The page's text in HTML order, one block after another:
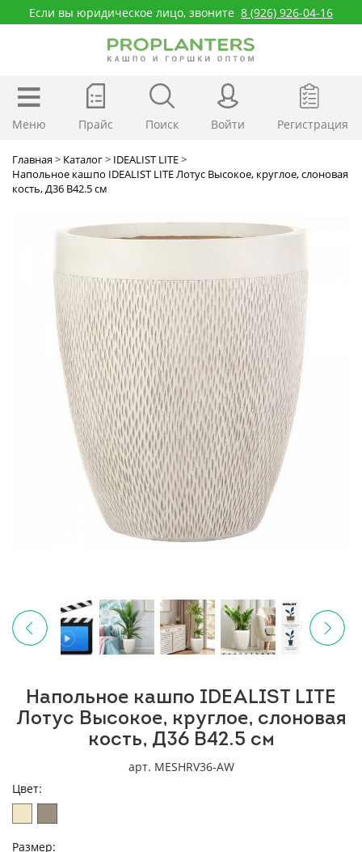
Если вы юридическое лицо, звоните 8 (926) 926-04-16
Меню Прайс Поиск Войти Регистрация
Главная> Каталог> IDEALIST LITE>
Напольное кашпо IDEALIST LITE Лотус Высокое, круглое, слоновая
кость, Д36 В42.5 см
Напольное кашпо IDEALIST LITE
Лотус Высокое, круглое, слоновая
кость, Д36 В42.5 см
арт. MESHRV36-AW
Цвет:
Размер: